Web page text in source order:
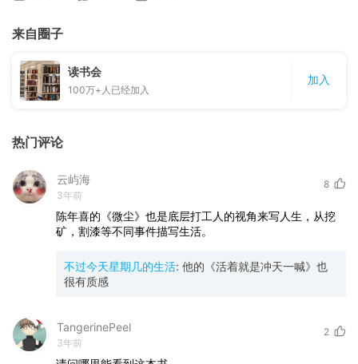
来自圈子
读书会
100万+ 人已经加入
加入
热门评论
云屿海
3年前
8
陈年喜的《微尘》也是底层打工人的视角来写人生，从挖
矿，割漆等不同事件描写生活。
不过今天星期几的生活: 他的《活着就是冲天一喊》也
很有质感
TangerinePeel
3年前
2